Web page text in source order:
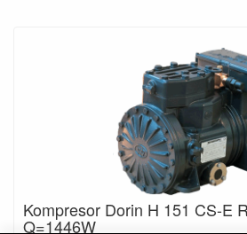
Kompresor Dorin H 151 CS-E
Q=1446W